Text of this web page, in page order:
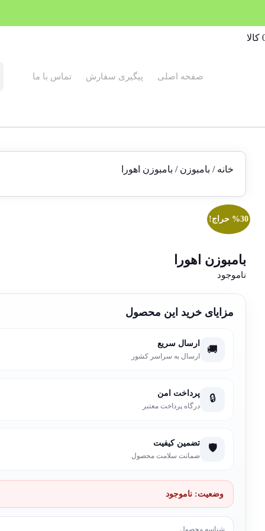
صفحه اصلی پیگیری سفارش تماس با ما
خانه / بامبوزن / بامبوزن اهورا
%30 حراج!
بامبوزن اهورا
ناموجود
مزایای خرید این محصول
🚚 ارسال سریع
ارسال به سراسر کشور
🔒 پرداخت امن
درگاه پرداخت معتبر
🛡️ تضمین کیفیت
ضمانت سلامت محصول
وضعیت: ناموجود
شناسه محصول